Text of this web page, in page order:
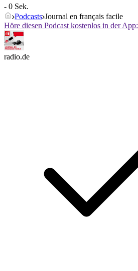
- 0 Sek.
Podcasts Journal en français facile
Höre diesen Podcast kostenlos in der App:
radio.de